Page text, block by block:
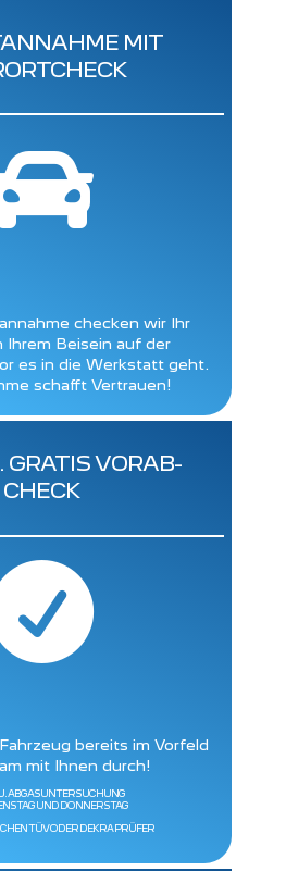
MIT
checken wir Ihr
Ihrem Beisein auf der
es in die Werkstatt geht.
schafft Vertrauen!
GRATIS VORAB-
CHECK
bereits im Vorfeld
mit Ihnen durch!
ABGASUNTERSUCHUNG
UND DONNERSTAG
TÜV ODER DEKRA PRÜFER